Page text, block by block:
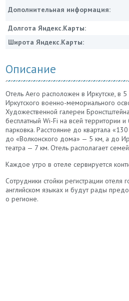
Дополнительная информация:
Долгота Яндекс.Карты:
Широта Яндекс.Карты:
Описание
Отель Aero расположен в Иркутске, в
Иркутского военно-мемориального
Художественной галереи
бесплатный Wi-Fi на всей территории и
парковка. Расстояние до квартала
до «Волконского дома» — 5 км, а до
театра — 7 км. Отель располагает
Каждое утро в отеле сервируется
Сотрудники стойки регистрации отеля
английском языках и будут рады
о регионе.